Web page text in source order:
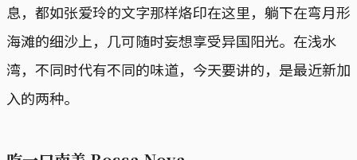
息，都如张爱玲的文字那样烙印在这里，躺下在弯月形
海滩的细沙上，几可随时妄想享受异国阳光。在浅水
湾，不同时代有不同的味道，今天要讲的，是最近新加
入的两种。